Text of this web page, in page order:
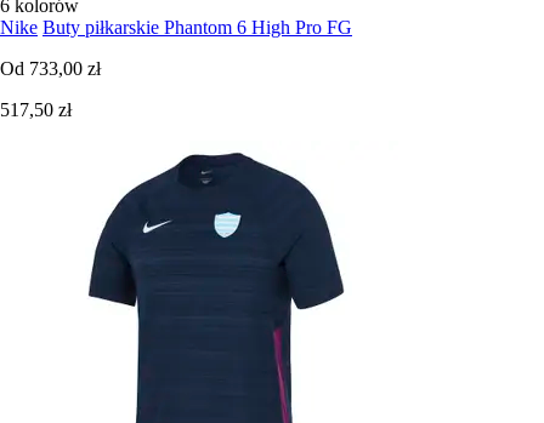
6 kolorów
Nike Buty piłkarskie Phantom 6 High Pro FG
Od 733,00 zł
517,50 zł